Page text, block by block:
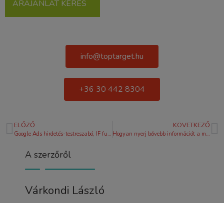
ÁRAJÁNLAT KÉRÉS
info@toptarget.hu
+36 30 442 8304
ELŐZŐ
Google Ads hirdetés-testreszabó, IF funkció
KÖVETKEZŐ
Hogyan nyerj bővebb információt a minőségi mutató segítségével?
A szerzőről
Várkondi László